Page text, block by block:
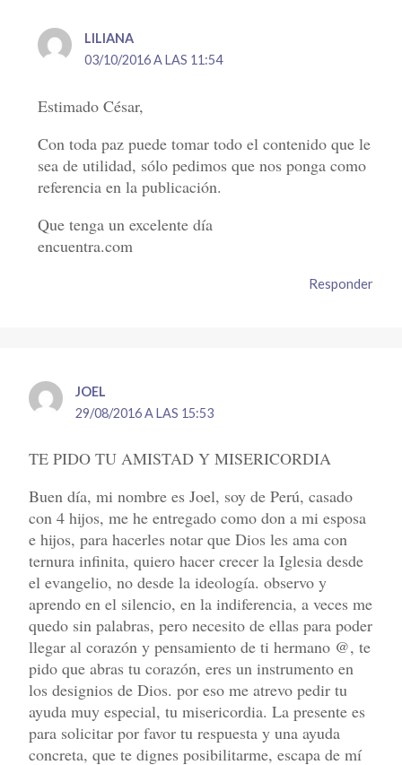
LILIANA
03/10/2016 A LAS 11:54
Estimado César,
Con toda paz puede tomar todo el contenido que le
sea de utilidad, sólo pedimos que nos ponga como
referencia en la publicación.
Que tenga un excelente día
encuentra.com
Responder
JOEL
29/08/2016 A LAS 15:53
TE PIDO TU AMISTAD Y MISERICORDIA
Buen día, mi nombre es Joel, soy de Perú, casado
con 4 hijos, me he entregado como don a mi esposa
e hijos, para hacerles notar que Dios les ama con
ternura infinita, quiero hacer crecer la Iglesia desde
el evangelio, no desde la ideología. observo y
aprendo en el silencio, en la indiferencia, a veces me
quedo sin palabras, pero necesito de ellas para poder
llegar al corazón y pensamiento de ti hermano @, te
pido que abras tu corazón, eres un instrumento en
los designios de Dios. por eso me atrevo pedir tu
ayuda muy especial, tu misericordia. La presente es
para solicitar por favor tu respuesta y una ayuda
concreta, que te dignes posibilitarme, escapa de mí